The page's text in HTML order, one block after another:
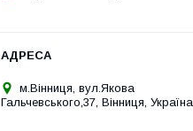
м.Вінниця, вул.Якова
Гальчевського,37, Вінниця, Україна